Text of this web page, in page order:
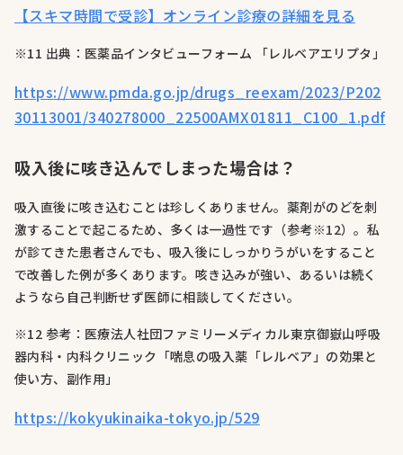
【スキマ時間で受診】オンライン診療の詳細を見る
※11 出典：医薬品インタビューフォーム 「レルベアエリプタ」
https://www.pmda.go.jp/drugs_reexam/2023/P202
30113001/340278000_22500AMX01811_C100_1.pdf
吸入後に咳き込んでしまった場合は？
吸入直後に咳き込むことは珍しくありません。薬剤がのどを刺
激することで起こるため、多くは一過性です（参考※12）。私
が診てきた患者さんでも、吸入後にしっかりうがいをすること
で改善した例が多くあります。咳き込みが強い、あるいは続く
ようなら自己判断せず医師に相談してください。
※12 参考：医療法人社団ファミリーメディカル東京御嶽山呼吸
器内科・内科クリニック「喘息の吸入薬「レルベア」の効果と
使い方、副作用」
https://kokyukinaika-tokyo.jp/529